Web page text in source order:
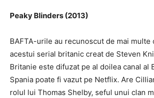
Peaky Blinders (2013)
BAFTA-urile au recunoscut de mai multe
acestui serial britanic creat de Steven
Britanie este difuzat pe al doilea canal al
Spania poate fi vazut pe Netflix. Are
rolul lui Thomas Shelby, seful unui clan